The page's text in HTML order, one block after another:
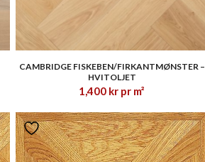
CAMBRIDGE FISKEBEN/FIRKANTMØNSTER –
HVITOLJET
1,400 kr pr m²